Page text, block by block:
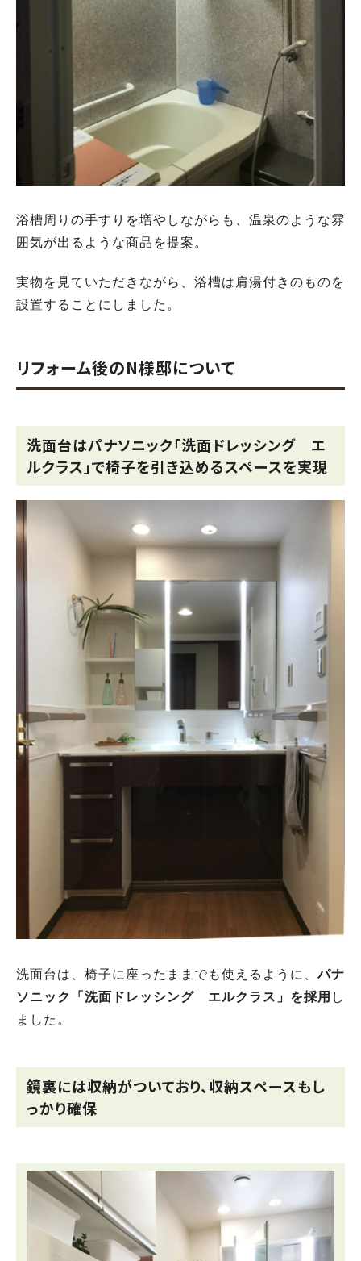
浴槽周りの手すりを増やしながらも、温泉のような雰
囲気が出るような商品を提案。
実物を見ていただきながら、浴槽は肩湯付きのものを
設置することにしました。
リフォーム後のN様邸について
洗面台はパナソニック「洗面ドレッシング エ
ルクラス」で椅子を引き込めるスペースを実現
洗面台は、椅子に座ったままでも使えるように、パナ
ソニック「洗面ドレッシング エルクラス」を採用 し
ました。
鏡裏には収納がついており、収納スペースもし
っかり確保